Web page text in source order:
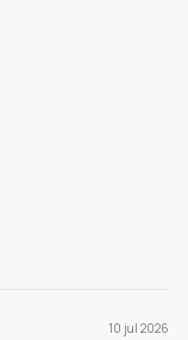
10 jul 2026